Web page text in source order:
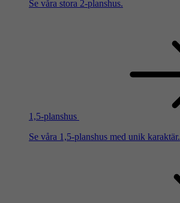
Se våra stora 2-planshus.
1,5-planshus
Se våra 1,5-planshus med unik karaktär.